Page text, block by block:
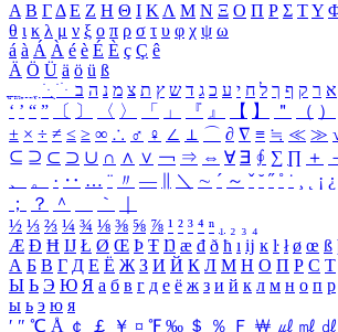
Α Β ΓΔ Ε Ζ Η Θ Ι ΚΛ Μ Ν Ξ Ο Π Ρ Σ ΤΥ
θ ι κ λ μ ν ξ ο π ρ σ τ υ φ χ ψ ω
á à Á À é è É È ç Ç ê
Ä Ö Ü ä ö ü ß
ִֶֹ ֻּ ׁׂ א ר ק ף ך ל ח י ע כ ג ד ש ץ ת צ מ נ ה ב
‘ ’ “ ” 〔 〕 〈 〉 「 」 『 』 【 】 ＂ （ ）
± × ÷ ≠ ≤ ≥ ∞ ∴ ♂ ♀ ∠ ⊥ ⌒ ∂ ∇ ≡ ≒ ≪ ≫
⊆ ⊇ ⊂ ⊃ ∪ ∩ ∧ ∨ ￢ ⇒ ⇔ ∀ ∃ ∮ ∑ ∏ ＋
、
。 · ‥ … ¨ 〃 ― ＼ ∼ ´ ～ ˇ ˘ ˝ ˚ ˙ ¸ ¡ ¿
；
？ ＾ ｀
½ ⅓ ⅔ ¼ ¾ ⅛ ⅜ ⅝ ⅞ ¹ ² ³ ⁴ ⁿ ₁ ₂ ₃ ₄
Æ Ð Ħ Ĳ Ł Ø Œ Þ Ŧ Ŋ æ đ ð ħ ı ĳ ĸ ŀ ł ø œ ß
А Б В Г Д Е Ё Ж З И Й К Л М Н О П Р С Т
Ы Ь Э Ю Я а б в г д е ё ж з и й к л м н о п р
ы ь э ю я
′ ″ ℃ Å ￠ ￡ ￥ ¤ ℉ ‰ ＄ ％ Ｆ ￦ ㎕ ㎖ ㎗